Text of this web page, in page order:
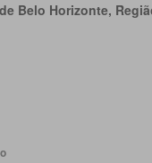
Belo Horizonte,